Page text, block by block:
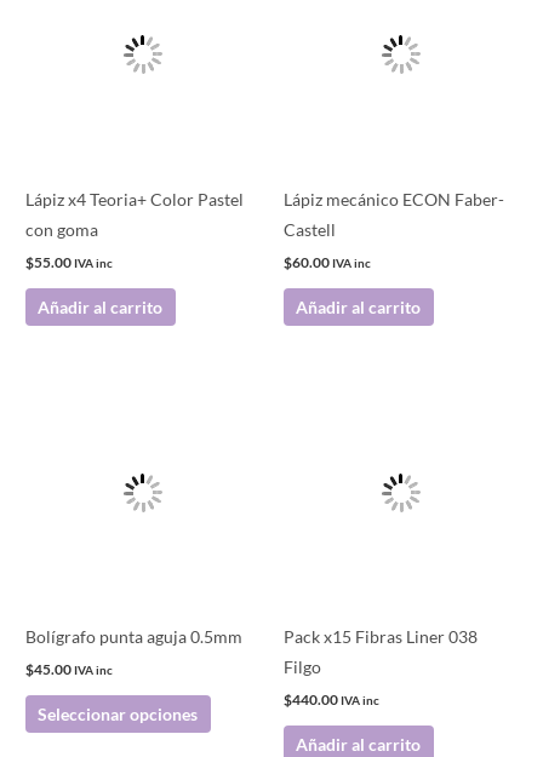
Lápiz x4 Teoria+ Color Pastel
con goma
$55.00 IVA inc
Añadir al carrito
Lápiz mecánico ECON Faber-
Castell
$60.00 IVA inc
Añadir al carrito
Bolígrafo punta aguja 0.5mm
$45.00 IVA inc
Seleccionar opciones
pueden
en
Pack x15 Fibras Liner 038
Filgo
$440.00 IVA inc
Añadir al carrito